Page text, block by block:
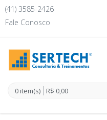
(41) 3585-2426
Fale Conosco
0 item(s) R$ 0,00